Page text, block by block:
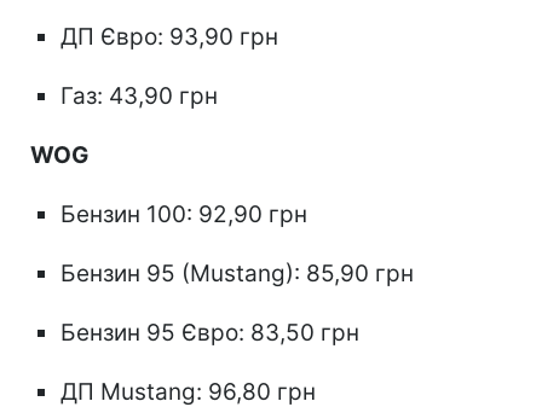
ДП Євро: 93,90 грн
Газ: 43,90 грн
WOG
Бензин 100: 92,90 грн
Бензин 95 (Mustang): 85,90 грн
Бензин 95 Євро: 83,50 грн
ДП Mustang: 96,80 грн